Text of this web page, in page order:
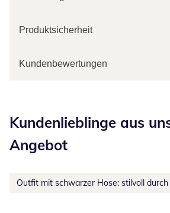
Produktsicherheit
Kundenbewertungen
Kundenlieblinge aus
Angebot
Outfit mit schwarzer Hose: stilvoll durch